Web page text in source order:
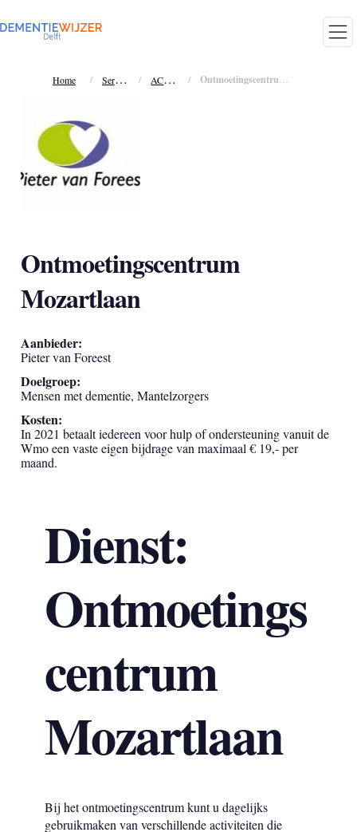
Home / S
ervices / A
CTIVITEITEN /
Ontmoetingscentrum
Mozartlaan
Aanbieder:
Pieter van Foreest
Doelgroep:
Mensen met dementie, Mantelzorgers
Kosten:
In 2021 betaalt iedereen voor hulp of ondersteuning vanuit de
Wmo een vaste eigen bijdrage van maximaal € 19,- per
maand.
Dienst:
Ontmoetings
centrum
Mozartlaan
Bij het ontmoetingscentrum kunt u dagelijks
gebruikmaken van verschillende activiteiten die